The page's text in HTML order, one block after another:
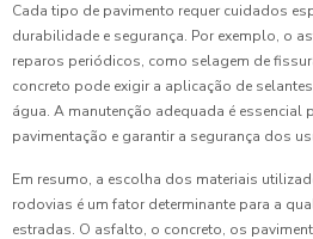
Cada tipo de pavimento requer cuidados
durabilidade e segurança. Por exemplo, o
reparos periódicos, como selagem de
concreto pode exigir a aplicação de
água. A manutenção adequada é
pavimentação e garantir a segurança dos
Em resumo, a escolha dos materiais
rodovias é um fator determinante para a
estradas. O asfalto, o concreto, os